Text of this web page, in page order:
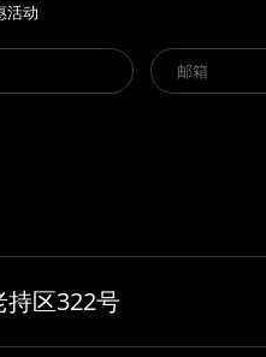
活动
持区322号